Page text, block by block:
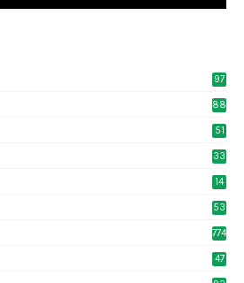
97
88
51
33
14
53
774
47